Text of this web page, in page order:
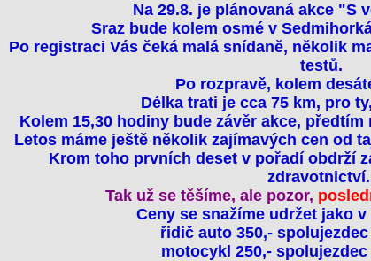
Na 29.8. je plánovaná akce "S
Sraz bude kolem osmé v
Po registraci Vás čeká malá snídaně, několik
testů.
Po rozpravě, kolem
Délka trati je cca 75 km, pro
Kolem 15,30 hodiny bude závěr akce,
Letos máme ještě několik zajímavých cen od
Krom toho prvních deset v pořadí obdrží
zdravotnictví.
Tak už se těšíme, ale pozor,
Ceny se snažíme udržet jako
řidič auto 350,- spolujezdec
motocykl 250,- spolujezdec